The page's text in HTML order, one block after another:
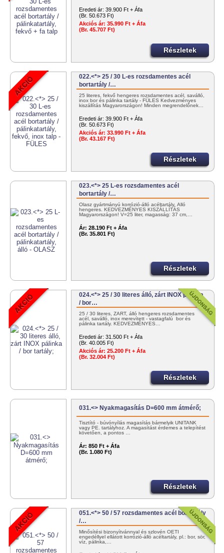
Eredeti ár: 39.900 Ft + Áfa
(Br. 50.673 Ft)
Akciós ár: 35.990 Ft + Áfa
(Br. 45.707 Ft)
Részletek
022.<*> 25 / 30 L-es rozsdamentes acél
bortartály /…
25 literes, fekvő hengeres rozsdamentes acél, saválló,
inox bor és pálinka tartály - FÜLES Kedvezményes
kiszállítás Magyarországon! Minden megrendelőnek…
Eredeti ár: 39.900 Ft + Áfa
(Br. 50.673 Ft)
Akciós ár: 33.990 Ft + Áfa
(Br. 43.167 Ft)
Részletek
023.<*> 25 L-es rozsdamentes acél
bortartály /…
Olasz gyártmányú korrózió-álló acéltartály. Álló
hengeres. KEDVEZMÉNYES KISZÁLLÍTÁS
Magyarországon! V=25 liter, magasság: 37 cm,…
Ár: 28.190 Ft + Áfa
(Br. 35.801 Ft)
Részletek
024.<*> 25 / 30 literes álló, zárt INOX pálinka
/ bor…
25 / 30 literes, ZÁRT, álló hengeres rozsdamentes
acél, saválló, inox merevített - vastagfalú bor és
pálinka tartály. KEDVEZMÉNYES…
Eredeti ár: 31.500 Ft + Áfa
(Br. 40.005 Ft)
Akciós ár: 25.200 Ft + Áfa
(Br. 32.004 Ft)
Részletek
031.<> Nyakmagasítás D=600 mm átmérő;
Tisztító - búvónyílás magasítás bármelyik UNITANK
vagy PE. tartályhoz. A magasítást érdemes a telepítést
követően, a pontos …
Ár: 850 Ft + Áfa
(Br. 1.080 Ft)
Részletek
051.<*> 50 / 57 rozsdamentes acél bortartály
/…
Minősítési bizonyítvánnyal és szlovén OÉTI
engedéllyel ellátott korrózió-álló acéltartály, pl.: bor, sör,
víz, pálinka,…